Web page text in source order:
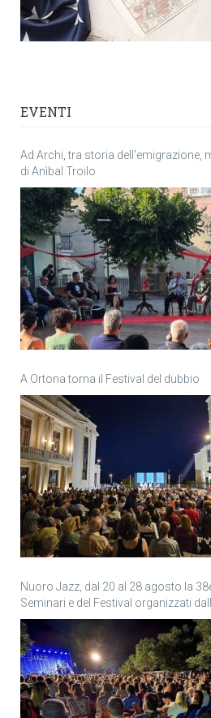
EVENTI
Ad Archi, tra storia dell’emigrazione,
di Anìbal Troilo
A Ortona torna il Festival del dubbio
Nuoro Jazz, dal 20 al 28 agosto la
Seminari e del Festival organizzati